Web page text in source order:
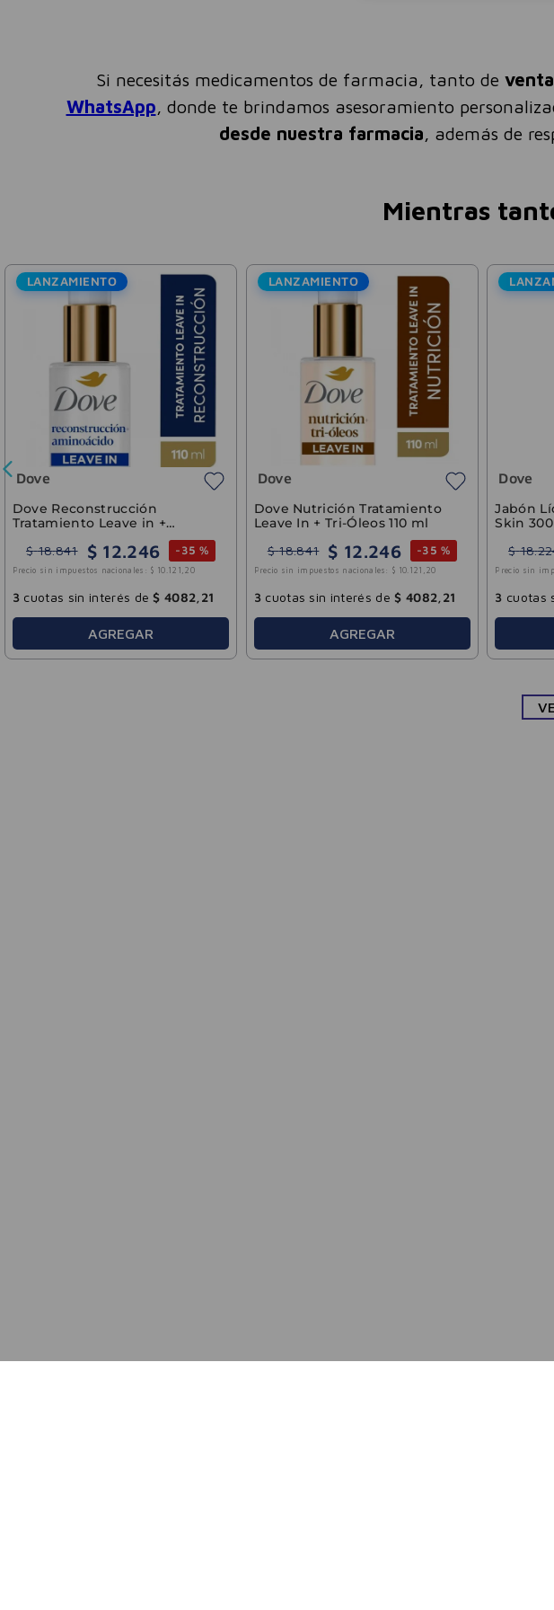
Si necesitás medicamentos de farmacia, tanto de
WhatsApp, donde te brindamos asesoramiento
desde nuestra farmacia, además de
Mientras
LANZAMIENTO
Dove
Dove Reconstrucción
Tratamiento Leave in +
$ 18.841 $ 12.246 - 35 %
Precio sin impuestos nacionales: $ 10 .121 , 20
3 cuotas sin interés de $ 4082 21
AGREGAR
LANZAMIENTO
Dove
Dove Nutrición Tratamiento
Leave In + Tri-Óleos 110 ml
$ 18.841 $ 12.246 -35 %
Precio sin impuestos nacionales: $ 10. 121 , 20
3cuotas sin interés de $ 4082 21
AGREGAR
Dove
Jabón
Skin
$ 18.
Precio sin
3 cuotas